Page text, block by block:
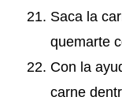
Saca la
quemarte
Con la
carne